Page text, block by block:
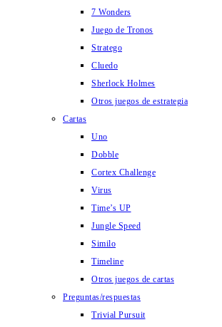
7 Wonders
Juego de Tronos
Stratego
Cluedo
Sherlock Holmes
Otros juegos de estrategia
Cartas
Uno
Dobble
Cortex Challenge
Virus
Time’s UP
Jungle Speed
Similo
Timeline
Otros juegos de cartas
Preguntas/respuestas
Trivial Pursuit